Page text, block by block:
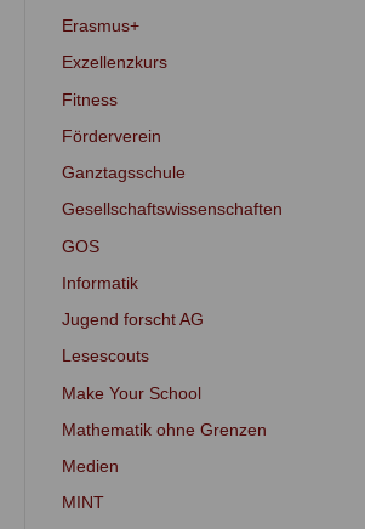
Erasmus+
Exzellenzkurs
Fitness
Förderverein
Ganztagsschule
Gesellschaftswissenschaften
GOS
Informatik
Jugend forscht AG
Lesescouts
Make Your School
Mathematik ohne Grenzen
Medien
MINT